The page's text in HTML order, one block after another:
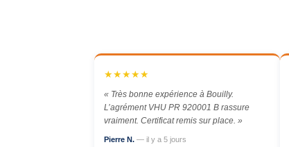
★★★★★
« Très bonne expérience à Bouilly.
L’agrément VHU PR 920001 B rassure
vraiment. Certificat remis sur place. »
Pierre N. — il y a 5 jours